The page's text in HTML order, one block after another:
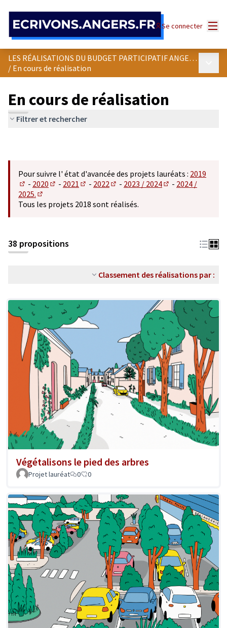
Se connecter
LES RÉALISATIONS DU BUDGET PARTICIPATIF ANGEVIN
/ En cours de réalisation
En cours de réalisation
Filtrer et rechercher
Pour suivre l' état d'avancée des projets lauréats : 2019
(S'ouvre dans un nouvel onglet)
- 2020
(S'ouvre dans un nouvel onglet)
- 2021
(S'ouvre dans un nouvel onglet)
- 2022
(S'ouvre dans un nouvel onglet)
- 2023 / 2024
(S'ouvre dans un
- 2024 /
2025.
(S'ouvre dans un nouvel onglet)
Tous les projets 2018 sont réalisés.
38 propositions
Classement des réalisations par :
Végétalisons le pied des arbres
Projet lauréat 0 0